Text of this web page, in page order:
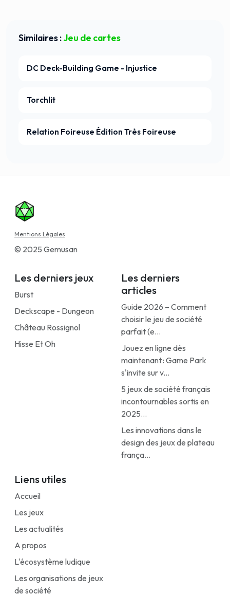
Similaires :Jeu de cartes
DC Deck-Building Game - Injustice
Torchlit
Relation Foireuse Édition Très Foireuse
Mentions Légales
© 2025 Gemusan
Les derniers jeux
Burst
Deckscape - Dungeon
Château Rossignol
Hisse Et Oh
Les derniers
articles
Guide 2026 – Comment
choisir le jeu de société
parfait (e...
Jouez en ligne dès
maintenant : Game Park
s'invite sur v...
5 jeux de société français
incontournables sortis en
2025...
Les innovations dans le
design des jeux de plateau
frança...
Liens utiles
Accueil
Les jeux
Les actualités
A propos
L'écosystème ludique
Les organisations de jeux
de société